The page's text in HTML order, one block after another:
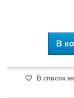
В
В список